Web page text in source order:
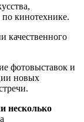
кинотехнике.
качественного
фотовыставок и
новых
несколько